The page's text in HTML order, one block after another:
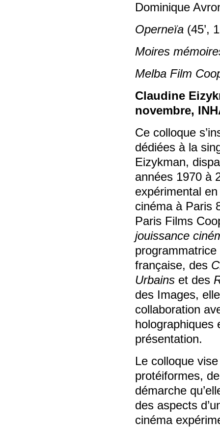
Dominique
Operneïa (45’,
Moires
Melba Film
Claudine
novembre,
Ce colloque
dédiées à la
Eizykman,
années 1970 à
expérimental
cinéma à Paris
Paris Films
jouissance
française, des
Urbains et des
des Images,
collaboration
holographiques
présentation.
Le colloque
protéiformes,
démarche
des aspects
cinéma